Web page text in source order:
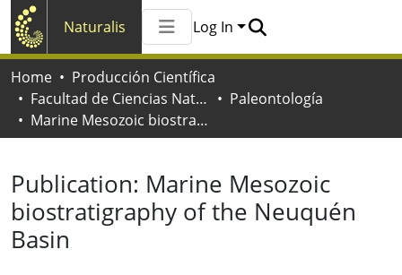
Naturalis
All of Naturalis
Log In
Home
Producción Científica
Facultad de Ciencias Naturales y Museo
Paleontología
Marine Mesozoic biostratigraphy of the Neuquén Basin
Publication: Marine Mesozoic
biostratigraphy of the Neuquén
Basin